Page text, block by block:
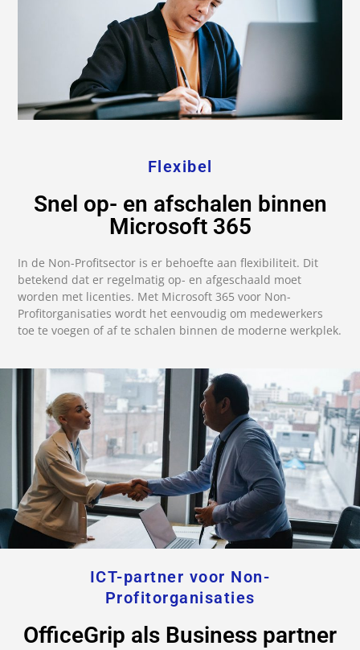
Flexibel
Snel op- en afschalen binnen
Microsoft 365
In de Non-Profitsector is er behoefte aan flexibiliteit. Dit
betekend dat er regelmatig op- en afgeschaald moet
worden met licenties. Met Microsoft 365 voor Non-
Profitorganisaties wordt het eenvoudig om medewerkers
toe te voegen of af te schalen binnen de moderne werkplek.
ICT-partner voor Non-
Profitorganisaties
OfficeGrip als Business partner